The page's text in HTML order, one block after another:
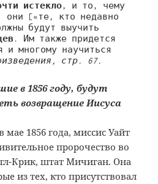
истекло, и то, чему
они [«те, кто недавно
будут выучить
. Им также придется
и многому научиться
стр. 67.
в 1856 году, будут
возвращение Иисуса
мае 1856 года, миссис Уайт
пророчество во
Крик, штат Мичиган. Она
из тех, кто присутствовал